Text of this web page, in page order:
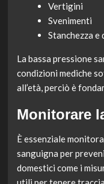
Vertigini
Svenimenti
Stanchezza e
La bassa pressione
condizioni mediche
all’età, perciò è
Monitorare
È essenziale
sanguigna per
domestici come i